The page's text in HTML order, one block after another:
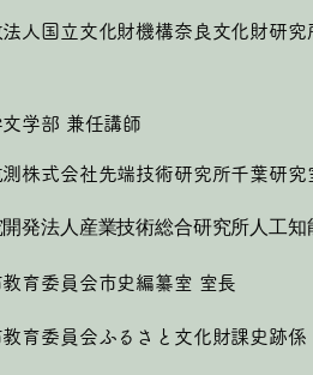
人国立文化財機構奈良文化財研
学部 兼任講師
測株式会社先端技術研究所千葉研究
開発法人産業技術総合研究所人工
育委員会市史編纂室 ​ 室長
育委員会ふるさと文化財課史跡係